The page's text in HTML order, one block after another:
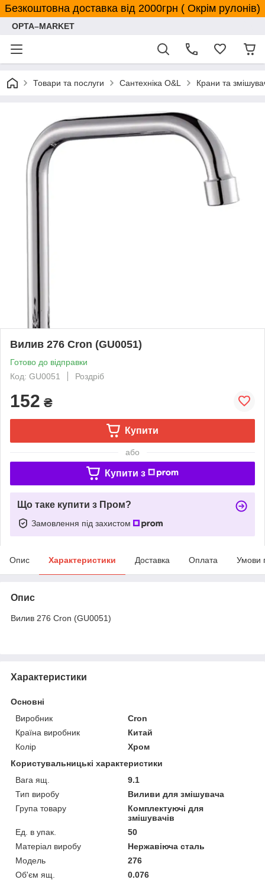
Безкоштовна доставка від 2000грн ( Окрім рулонів)
OPTA–MARKET
Товари та послуги Сантехніка O&L Крани та
Вилив 276 Cron (GU0051)
Готово до відправки
Код: GU0051
Роздріб
152 ₴
Купити
або
Купити з
Що таке купити з Пром?
Замовлення під захистом
Опис Характеристики Доставка Оплата Умови
Опис
Вилив 276 Cron (GU0051)
Характеристики
Основні
Виробник
Cron
Країна виробник
Китай
Колір
Хром
Користувальницькі характеристики
Вага ящ.
9.1
Тип виробу
Виливи для змішувача
Група товару
Комплектуючі для
змішувачів
Ед. в упак.
50
Матеріал виробу
Нержавіюча сталь
Мoдель
276
Об'єм ящ.
0.076